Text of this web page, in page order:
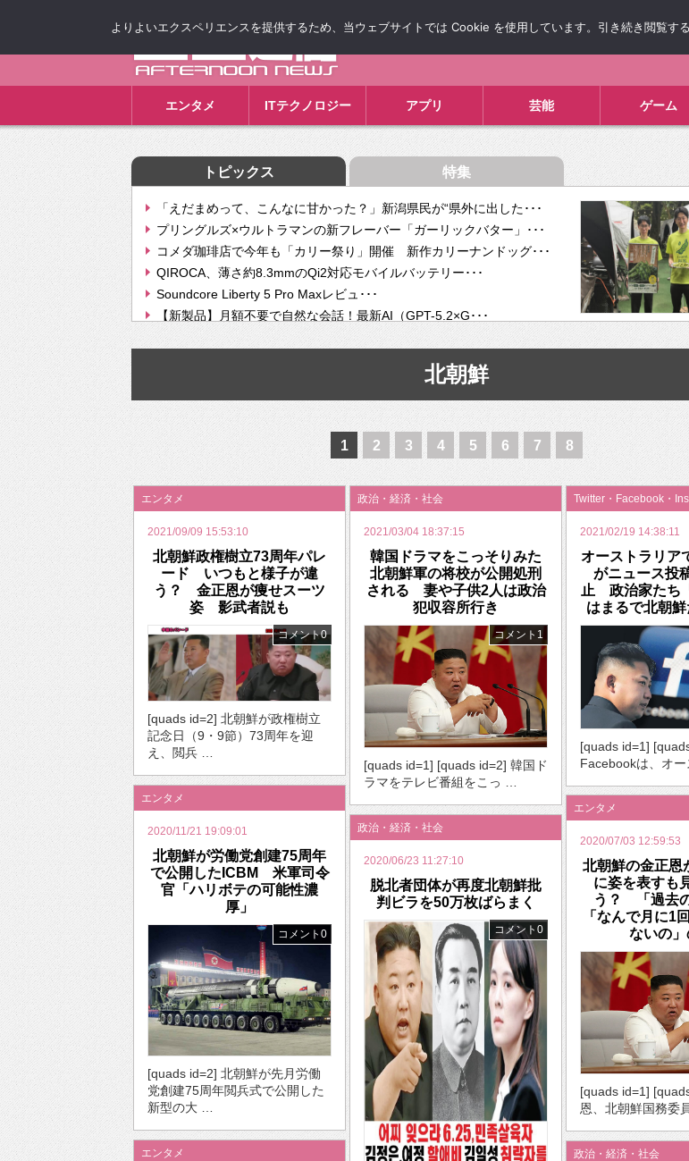
エンタメ ITテクノロジー アプリ 芸能 ゲーム
トピックス 特集
「えだまめって、こんなに甘かった？」新潟県民が“県外に出した･･･
プリングルズ×ウルトラマンの新フレーバー「ガーリックバター」･･･
コメダ珈琲店で今年も「カリー祭り」開催 新作カリーナンドッグ･･･
QIROCA、薄さ約8.3mmのQi2対応モバイルバッテリー･･･
Soundcore Liberty 5 Pro Maxレビュ･･･
【新製品】月額不要で自然な会話！最新AI（GPT-5.2×G･･･
【次世代の没入感と生産性】VITURE Luma Ultra･･･
挫折率8割の壁をAIで突破。ジャストシステム、”自分が今話し･･･
2026年のバレンタインは「自分で作って、想いを渡す」 TE･･･
北朝鮮
1 2 3 4 5 6 7 8
エンタメ
2021/09/09 15:53:10
北朝鮮政権樹立73周年パレ
ード いつもと様子が違
う？ 金正恩が痩せスーツ
姿 影武者説も
コメント0
[quads id=2] 北朝鮮が政権樹立
記念日（9・9節）73周年を迎
え、閲兵 …
政治・経済・社会
2021/03/04 18:37:15
韓国ドラマをこっそりみた
北朝鮮軍の将校が公開処刑
される 妻や子供2人は政治
犯収容所行き
コメント1
[quads id=1] [quads id=2] 韓国ド
ラマをテレビ番組をこっ …
Twitter・Facebook・
2021/02/19 14:38:11
オーストラリア
がニュース投
止 政治家たち
はまるで北朝
[quads id=1]
Facebookは、オー
エンタメ
2020/11/21 19:09:01
北朝鮮が労働党創建75周年
で公開したICBM 米軍司令
官「ハリボテの可能性濃
厚」
コメント0
[quads id=2] 北朝鮮が先月労働
党創建75周年閲兵式で公開した
新型の大 …
エンタメ
2020/07/03 12:59:53
北朝鮮の金正恩
に姿を表すも
う？ 「過去
「なんで月に1
ないの
[quads id=1]
恩、北朝鮮国務委
政治・経済・社会
2020/06/23 11:27:10
脱北者団体が再度北朝鮮批
判ビラを50万枚ばらまく
コメント0
エンタメ 政治・経済・社会
よりよいエクスペリエンスを提供するため、当ウェブサイトでは Cookie を使用しています。引き続き閲覧す